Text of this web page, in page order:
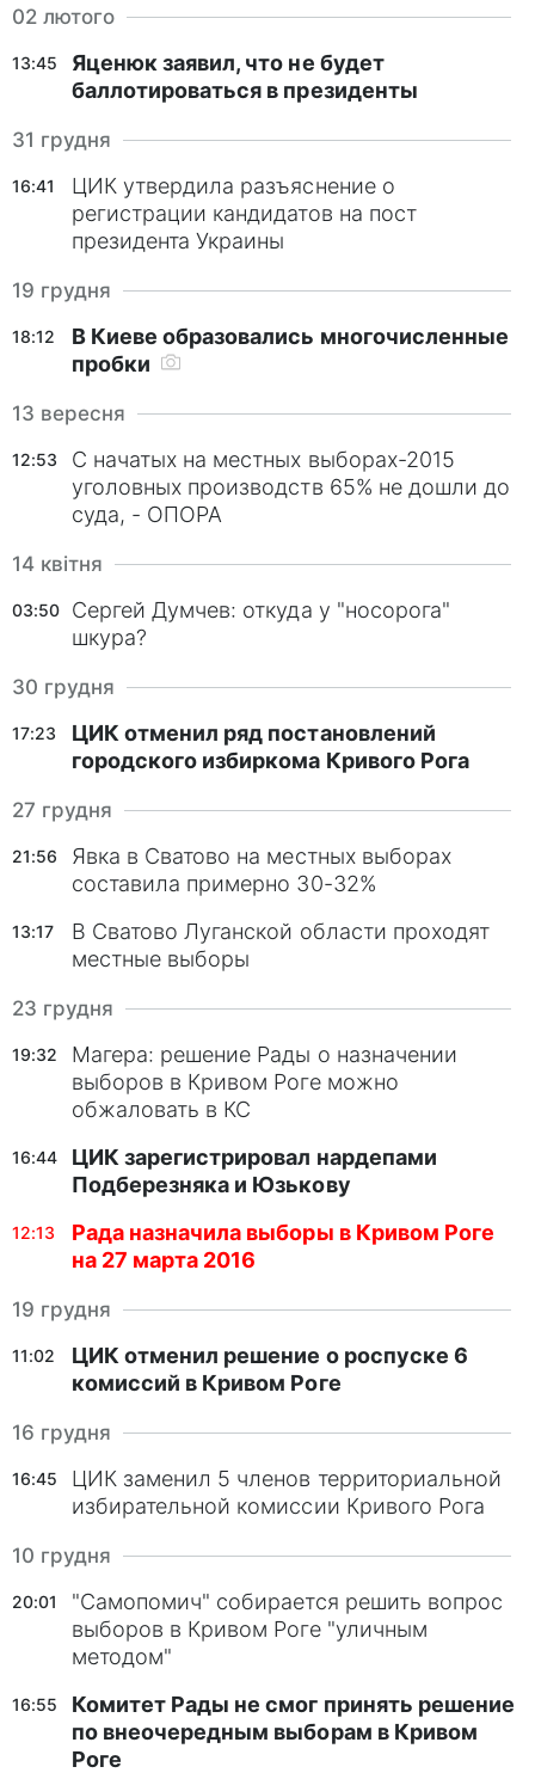
02 лютого
13:45
Яценюк заявил, что не будет
баллотироваться в президенты
31 грудня
16:41
ЦИК утвердила разъяснение о
регистрации кандидатов на пост
президента Украины
19 грудня
18:12
В Киеве образовались многочисленные
пробки
13 вересня
12:53
С начатых на местных выборах-2015
уголовных производств 65% не дошли до
суда, - ОПОРА
14 квітня
03:50
Сергей Думчев: откуда у "носорога"
шкура?
30 грудня
17:23
ЦИК отменил ряд постановлений
городского избиркома Кривого Рога
27 грудня
21:56
Явка в Сватово на местных выборах
составила примерно 30-32%
13:17
В Сватово Луганской области проходят
местные выборы
23 грудня
19:32
Магера: решение Рады о назначении
выборов в Кривом Роге можно
обжаловать в КС
16:44
ЦИК зарегистрировал нардепами
Подберезняка и Юзькову
12:13
Рада назначила выборы в Кривом Роге
на 27 марта 2016
19 грудня
11:02
ЦИК отменил решение о роспуске 6
комиссий в Кривом Роге
16 грудня
16:45
ЦИК заменил 5 членов территориальной
избирательной комиссии Кривого Рога
10 грудня
20:01
"Самопомич" собирается решить вопрос
выборов в Кривом Роге "уличным
методом"
16:55
Комитет Рады не смог принять решение
по внеочередным выборам в Кривом
Роге